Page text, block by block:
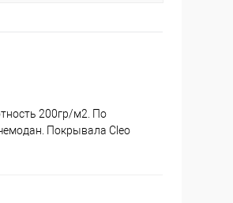
200гр/м2. По
Покрывала Cleo